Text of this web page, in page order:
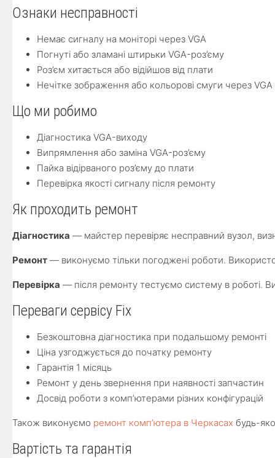
Ознаки несправності
Немає сигналу на моніторі через VGA
Погнуті або зламані штирьки VGA-роз’єму
Роз’єм хитається або відійшов від плати
Нечітке зображення або кольорові смуги через VGA
Що ми робимо
Діагностика VGA-виходу
Випрямлення або заміна VGA-роз’єму
Пайка відірваного роз’єму до плати
Перевірка якості сигналу після ремонту
Як проходить ремонт
Діагностика — майстер перевіряє несправний вузол,
Ремонт — виконуємо тільки погоджені роботи.
Перевірка — після ремонту тестуємо систему в роботі.
Переваги сервісу Fix
Безкоштовна діагностика при подальшому ремонті
Ціна узгоджується до початку ремонту
Гарантія 1 місяць
Ремонт у день звернення при наявності запчастин
Досвід роботи з комп’ютерами різних конфігурацій
Також виконуємо ремонт комп’ютера в Черкасах будь-
Вартість та гарантія